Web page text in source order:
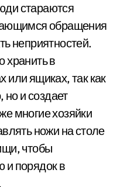
стараются
обращения
неприятностей.
хранить в
или ящиках, так как
но и создает
многие хозяйки
ножи на столе
чтобы
и порядок в